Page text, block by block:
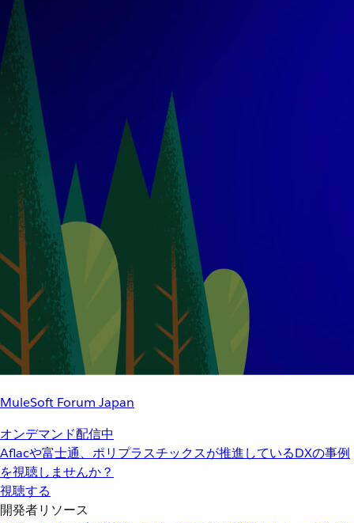
MuleSoft Forum Japan
オンデマンド配信中
Aflacや富士通、ポリプラスチックスが推進しているDXの事例
を視聴しませんか？
視聴する
開発者リソース